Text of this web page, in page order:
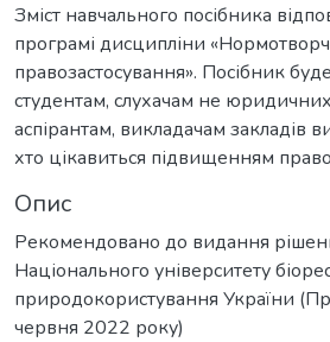
Зміст навчального посібника
програмі дисципліни
правозастосування». Посібник
студентам, слухачам не
аспірантам, викладачам закладів
хто цікавиться підвищенням
Опис
Рекомендовано до видання
Національного університету
природокористування України
червня 2022 року)